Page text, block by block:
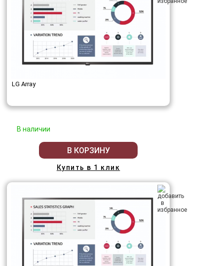
LG Array
В наличии
В КОРЗИНУ
Купить в 1 клик